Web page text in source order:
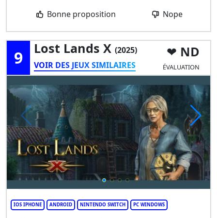
Bonne proposition Nope
9 Lost Lands X (2025)
VOIR DES JEUX SIMILAIRES
ND
ÉVALUATION
IOS IPHONE ANDROID NINTENDO SWITCH PC WINDOWS